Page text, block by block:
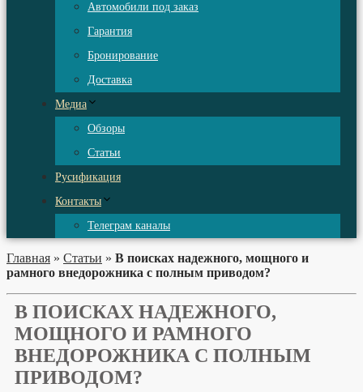
Автомобили под заказ
Гарантия
Бронирование
Доставка
Медиа
Обзоры
Статьи
Русификация
Контакты
Телеграм каналы
Главная » Статьи » В поисках надежного, мощного и
рамного внедорожника с полным приводом?
В ПОИСКАХ НАДЕЖНОГО,
МОЩНОГО И РАМНОГО
ВНЕДОРОЖНИКА С ПОЛНЫМ
ПРИВОДОМ?